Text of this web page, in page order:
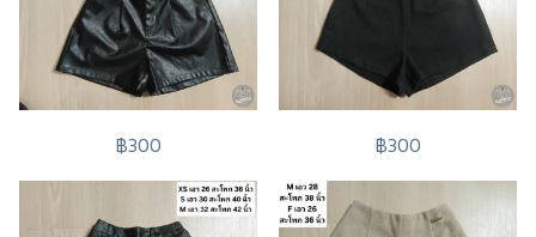
฿300 ฿300